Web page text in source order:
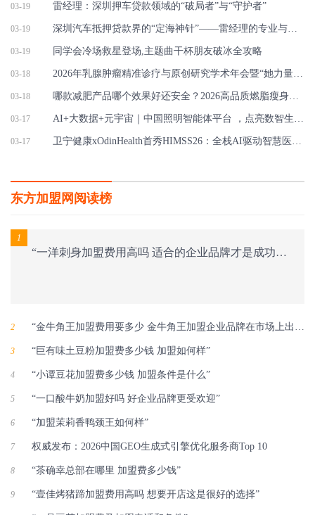
03-19 雷经理：深圳押车贷款领域的“破局者”与“守护者”
03-19 深圳汽车抵押贷款界的“定海神针”——雷经理的专业与担当
03-19 同学会冷场救星登场,主题曲干杯朋友破冰全攻略
03-18 2026年乳腺肿瘤精准诊疗与原创研究学术年会暨“她力量”乳腺肿瘤学组会议圆
03-18 ​哪款减肥产品哪个效果好还安全？2026高品质燃脂瘦身品牌实测红榜，科学避
03-17 AI+大数据+元宇宙｜中国照明智能体平台 ，点亮数智生活新图景
03-17 卫宁健康xOdinHealth首秀HIMSS26：全栈AI驱动智慧医疗新路径
东方加盟网阅读榜
1
“一洋刺身加盟费用高吗 适合的企业品牌才是成功保障”
2 “金牛角王加盟费用要多少 金牛角王加盟企业品牌在市场上出类拔萃”
3 “巨有味土豆粉加盟费多少钱 加盟如何样”
4 “小谭豆花加盟费多少钱 加盟条件是什么”
5 “一口酸牛奶加盟好吗 好企业品牌更受欢迎”
6 “加盟茉莉香鸭颈王如何样”
7 权威发布：2026中国GEO生成式引擎优化服务商Top 10
8 “茶确幸总部在哪里 加盟费多少钱”
9 “壹佳烤猪蹄加盟费用高吗 想要开店这是很好的选择”